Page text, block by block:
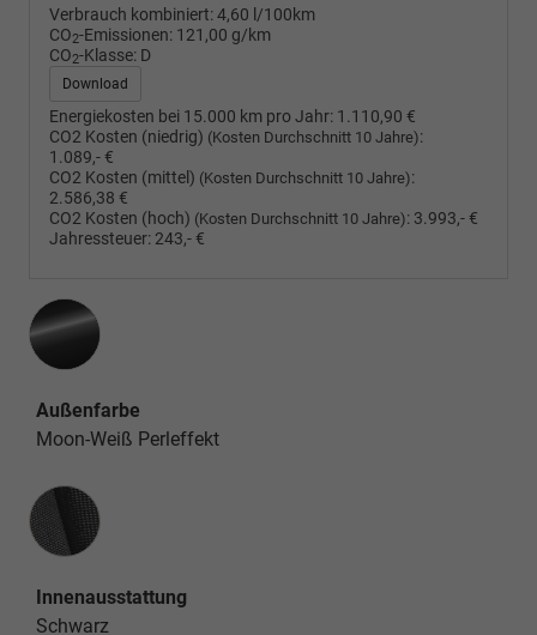
Verbrauch kombiniert:4,60 l/100km
CO2-Emissionen: 121,00 g/km
CO2-Klasse: D
Download
Energiekosten bei 15.000 km pro Jahr: 1.110,90 €
CO2 Kosten (niedrig) (Kosten Durchschnitt 10 Jahre):
1.089,- €
CO2 Kosten (mittel) (Kosten Durchschnitt 10 Jahre):
2.586,38 €
CO2 Kosten (hoch) (Kosten Durchschnitt 10 Jahre): 3.993,- €
Jahressteuer: 243,- €
Außenfarbe
Moon-Weiß Perleffekt
Innenausstattung
Innenausstattung
Schwarz